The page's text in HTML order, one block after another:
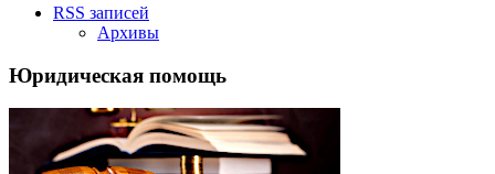
RSS записей
Архивы
Юридическая помощь